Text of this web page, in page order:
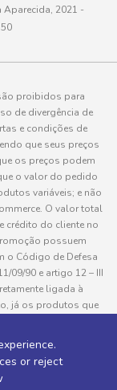
or reject
Aparecida, 2021 -
proibidos para
de divergência de
e condições de
que seus preços
os preços podem
o valor do pedido
variáveis; e não
O valor total
crédito do cliente no
possuem
o Código de Defesa
09/90 e artigo 12 – III
ligada à
já os produtos que
do item não será
podendo haver
estão sujeitos à